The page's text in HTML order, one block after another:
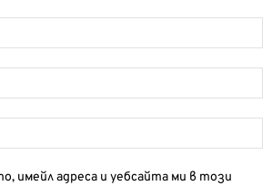
имейл адреса и уебсайта ми в този